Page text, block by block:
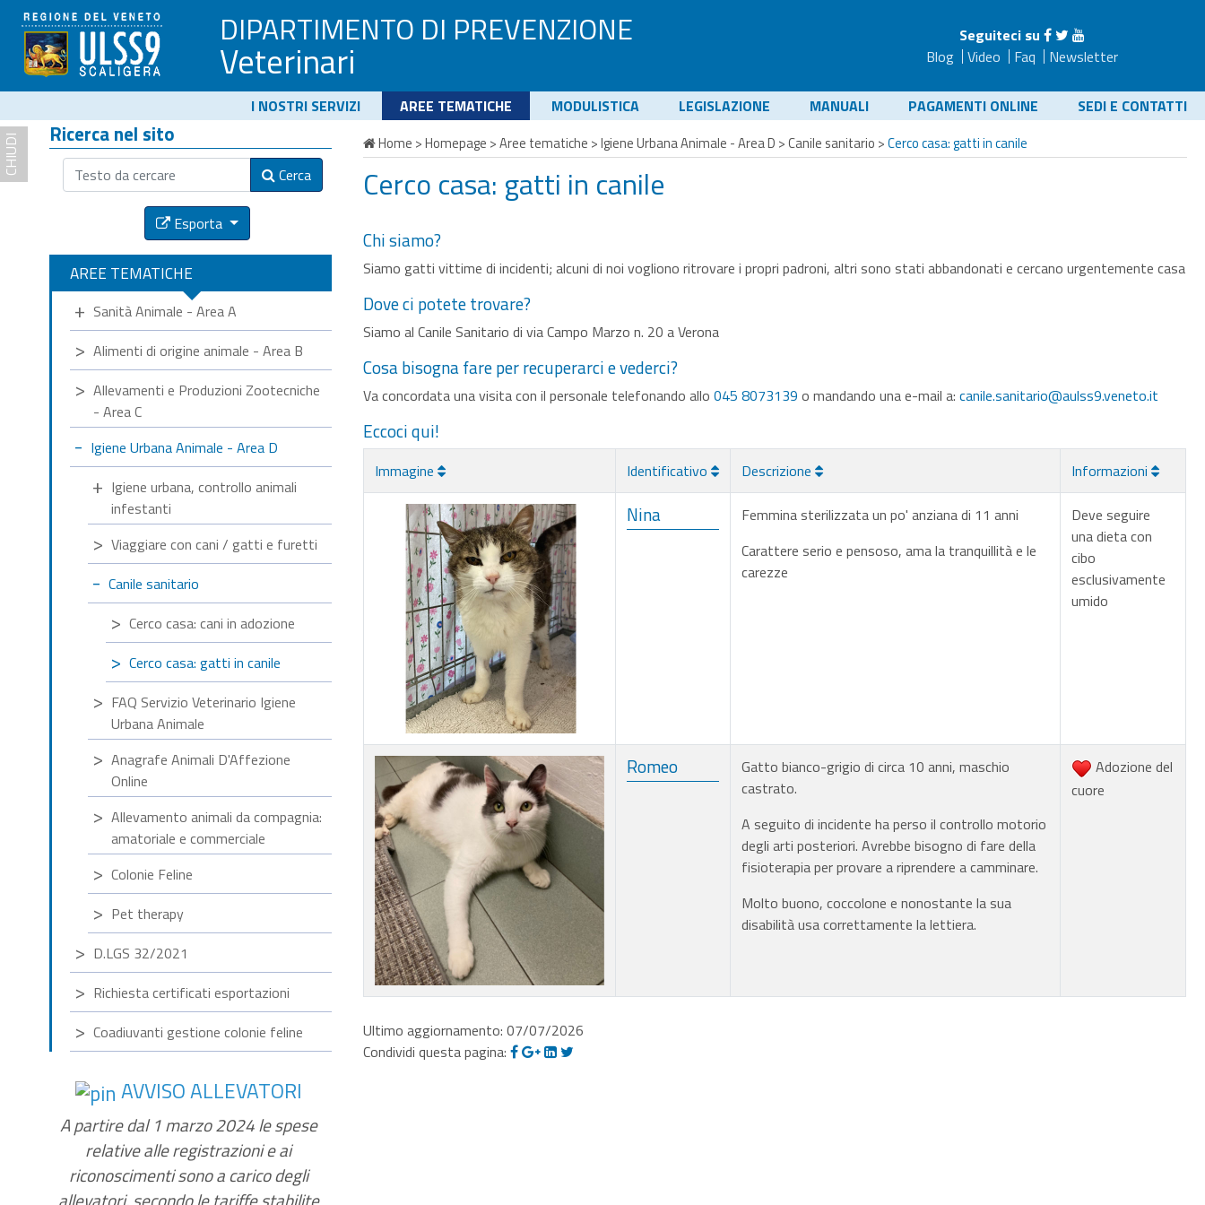
DIPARTIMENTO DI PREVENZIONE
Veterinari
Seguiteci su
Blog
Video Faq Newsletter
I NOSTRI SERVIZI AREE TEMATICHE MODULISTICA LEGISLAZIONE MANUALI PAGAMENTI ONLINE SEDI E CONTATTI
Home >Homepage >Aree tematiche >Igiene Urbana Animale - Area D >Canile sanitario >Cerco casa: gatti in canile
Cerco casa: gatti in canile
Chi siamo?
Siamo gatti vittime di incidenti; alcuni di noi vogliono ritrovare i propri padroni, altri sono stati abbandonati e cercano urgentemente casa
Dove ci potete trovare?
Siamo al Canile Sanitario di via Campo Marzo n. 20 a Verona
Cosa bisogna fare per recuperarci e vederci?
Va concordata una visita con il personale telefonando allo045 8073139 o mandando una e-mail a:canile.sanitario@aulss9.veneto.it
Eccoci qui!
Immagine Identificativo Descrizione Informazioni
Nina
Femmina sterilizzata un po' anziana di 11 anni
Carattere serio e pensoso, ama la tranquillità e le
carezze
Deve seguire
una dieta con
cibo
esclusivamente
umido
Romeo
Gatto bianco-grigio di circa 10 anni, maschio
castrato.
A seguito di incidente ha perso il controllo motorio
degli arti posteriori. Avrebbe bisogno di fare della
fisioterapia per provare a riprendere a camminare.
Molto buono, coccolone e nonostante la sua
disabilità usa correttamente la lettiera.
Adozione del
cuore
Ultimo aggiornamento: 07/07/2026
Condividi questa pagina:
CHIUDI Ricerca nel sito
Cerca
Esporta
AREE TEMATICHE
Sanità Animale - Area A
Alimenti di origine animale - Area B
Allevamenti e Produzioni Zootecniche
- Area C
Igiene Urbana Animale - Area D
Igiene urbana, controllo animali
infestanti
Viaggiare con cani / gatti e furetti
Canile sanitario
Cerco casa: cani in adozione
Cerco casa: gatti in canile
FAQ Servizio Veterinario Igiene
Urbana Animale
Anagrafe Animali D'Affezione
Online
Allevamento animali da compagnia:
amatoriale e commerciale
Colonie Feline
Pet therapy
D.LGS 32/2021
Richiesta certificati esportazioni
Coadiuvanti gestione colonie feline
AVVISO ALLEVATORI
A partire dal 1 marzo 2024 le spese
relative alle registrazioni e ai
riconoscimenti sono a carico degli